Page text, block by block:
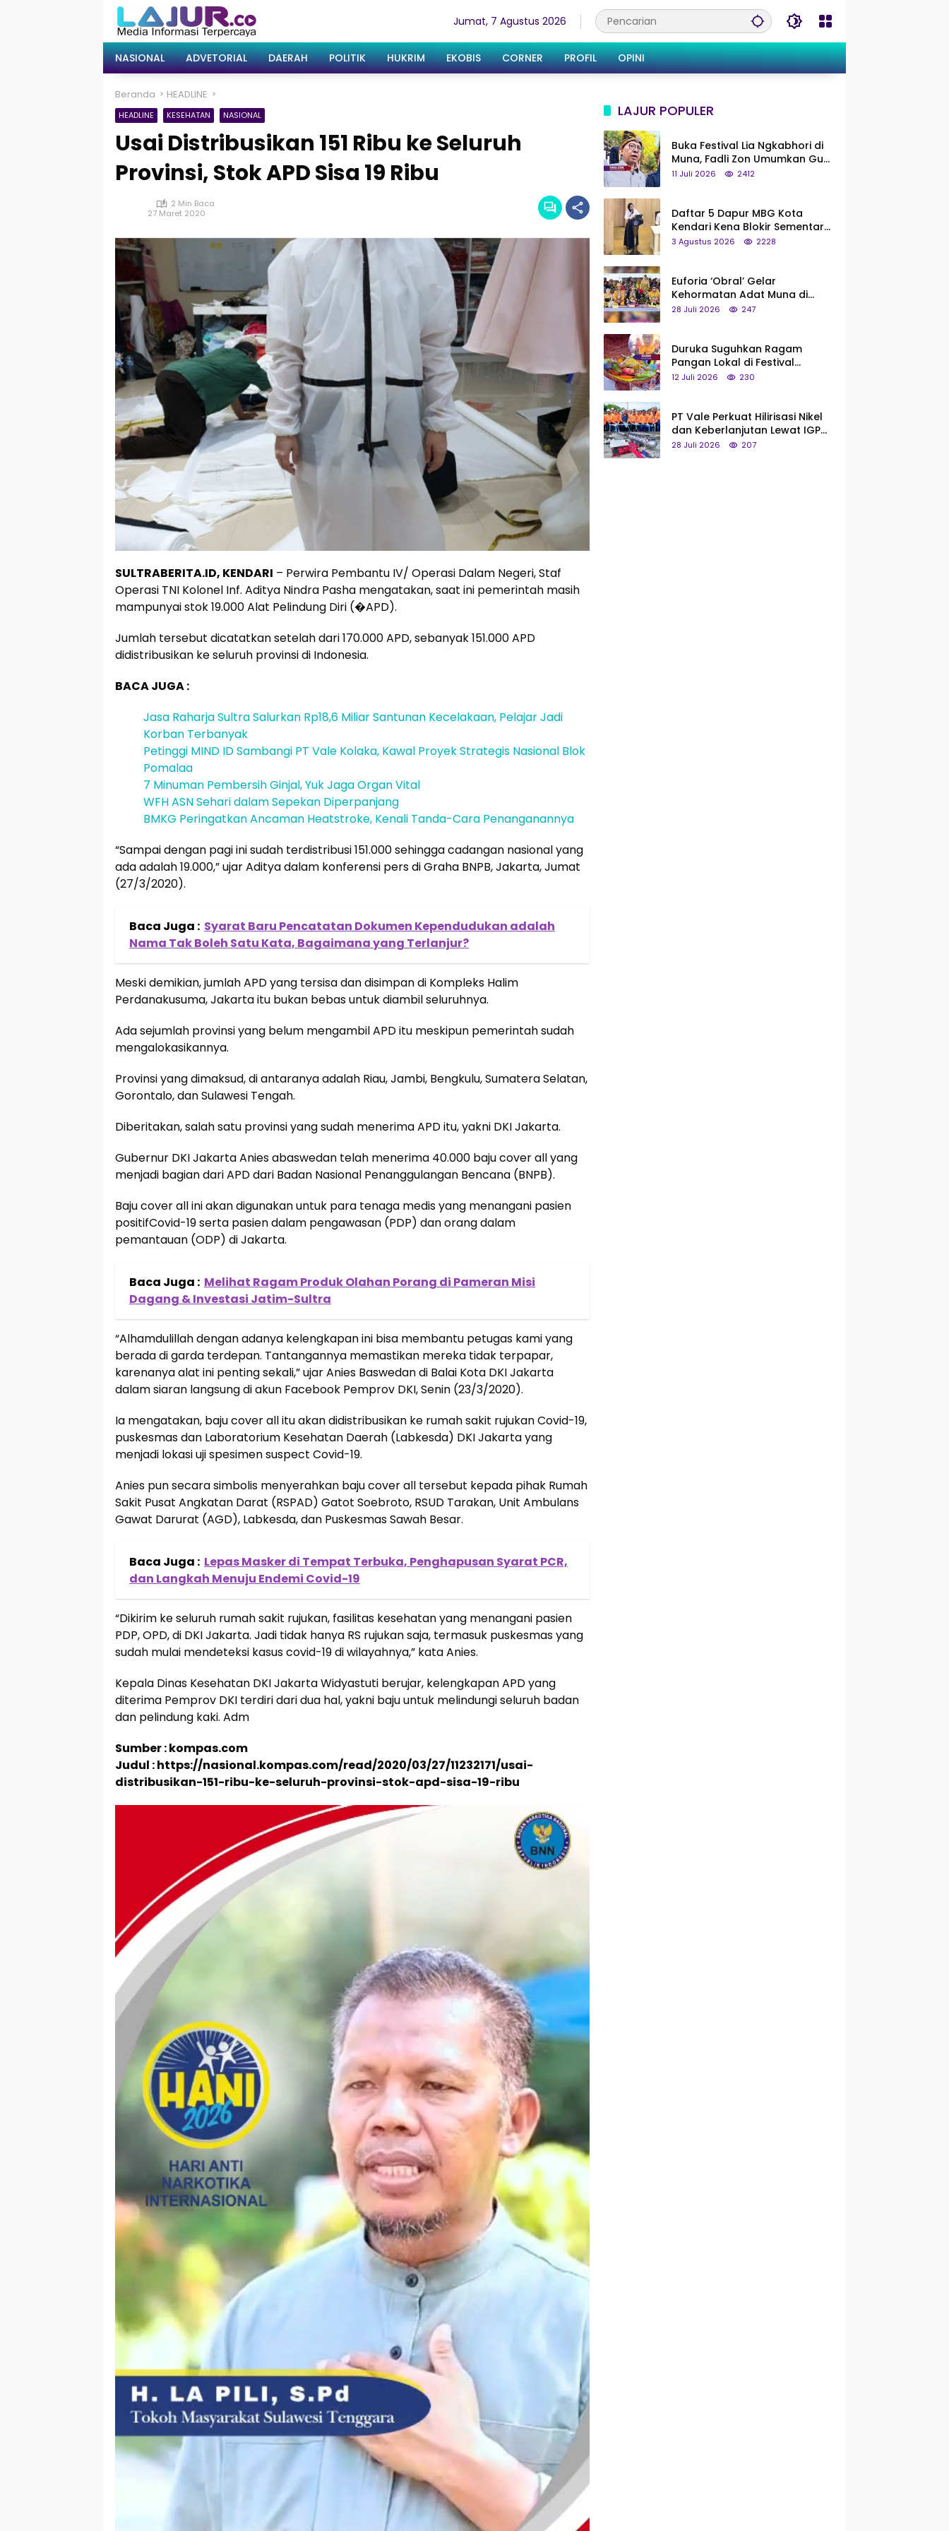
Jumat, 7 Agustus 2026
NASIONAL ADVETORIAL DAERAH POLITIK HUKRIM EKOBIS CORNER PROFIL OPINI
Beranda HEADLINE
HEADLINE KESEHATAN NASIONAL
Usai Distribusikan 151 Ribu ke Seluruh
Provinsi, Stok APD Sisa 19 Ribu
2 Min Baca
27 Maret 2020
SULTRABERITA.ID, KENDARI – Perwira Pembantu IV/ Operasi Dalam Negeri, Staf
Operasi TNI Kolonel Inf. Aditya Nindra Pasha mengatakan, saat ini pemerintah masih
mampunyai stok 19.000 Alat Pelindung Diri (�APD).
Jumlah tersebut dicatatkan setelah dari 170.000 APD, sebanyak 151.000 APD
didistribusikan ke seluruh provinsi di Indonesia.
BACA JUGA :
Jasa Raharja Sultra Salurkan Rp18,6 Miliar Santunan Kecelakaan, Pelajar Jadi
Korban Terbanyak
Petinggi MIND ID Sambangi PT Vale Kolaka, Kawal Proyek Strategis Nasional Blok
Pomalaa
7 Minuman Pembersih Ginjal, Yuk Jaga Organ Vital
WFH ASN Sehari dalam Sepekan Diperpanjang
BMKG Peringatkan Ancaman Heatstroke, Kenali Tanda-Cara Penanganannya
“Sampai dengan pagi ini sudah terdistribusi 151.000 sehingga cadangan nasional yang
ada adalah 19.000,” ujar Aditya dalam konferensi pers di Graha BNPB, Jakarta, Jumat
(27/3/2020).
Baca Juga : Syarat Baru Pencatatan Dokumen Kependudukan adalah
Nama Tak Boleh Satu Kata, Bagaimana yang Terlanjur?
Meski demikian, jumlah APD yang tersisa dan disimpan di Kompleks Halim
Perdanakusuma, Jakarta itu bukan bebas untuk diambil seluruhnya.
Ada sejumlah provinsi yang belum mengambil APD itu meskipun pemerintah sudah
mengalokasikannya.
Provinsi yang dimaksud, di antaranya adalah Riau, Jambi, Bengkulu, Sumatera Selatan,
Gorontalo, dan Sulawesi Tengah.
Diberitakan, salah satu provinsi yang sudah menerima APD itu, yakni DKI Jakarta.
Gubernur DKI Jakarta Anies abaswedan telah menerima 40.000 baju cover all yang
menjadi bagian dari APD dari Badan Nasional Penanggulangan Bencana (BNPB).
Baju cover all ini akan digunakan untuk para tenaga medis yang menangani pasien
positifCovid-19 serta pasien dalam pengawasan (PDP) dan orang dalam
pemantauan (ODP) di Jakarta.
Baca Juga : Melihat Ragam Produk Olahan Porang di Pameran Misi
Dagang & Investasi Jatim-Sultra
“Alhamdulillah dengan adanya kelengkapan ini bisa membantu petugas kami yang
berada di garda terdepan. Tantangannya memastikan mereka tidak terpapar,
karenanya alat ini penting sekali,” ujar Anies Baswedan di Balai Kota DKI Jakarta
dalam siaran langsung di akun Facebook Pemprov DKI, Senin (23/3/2020).
Ia mengatakan, baju cover all itu akan didistribusikan ke rumah sakit rujukan Covid-19,
puskesmas dan Laboratorium Kesehatan Daerah (Labkesda) DKI Jakarta yang
menjadi lokasi uji spesimen suspect Covid-19.
Anies pun secara simbolis menyerahkan baju cover all tersebut kepada pihak Rumah
Sakit Pusat Angkatan Darat (RSPAD) Gatot Soebroto, RSUD Tarakan, Unit Ambulans
Gawat Darurat (AGD), Labkesda, dan Puskesmas Sawah Besar.
Baca Juga : Lepas Masker di Tempat Terbuka, Penghapusan Syarat PCR,
dan Langkah Menuju Endemi Covid-19
“Dikirim ke seluruh rumah sakit rujukan, fasilitas kesehatan yang menangani pasien
PDP, OPD, di DKI Jakarta. Jadi tidak hanya RS rujukan saja, termasuk puskesmas yang
sudah mulai mendeteksi kasus covid-19 di wilayahnya,” kata Anies.
Kepala Dinas Kesehatan DKI Jakarta Widyastuti berujar, kelengkapan APD yang
diterima Pemprov DKI terdiri dari dua hal, yakni baju untuk melindungi seluruh badan
dan pelindung kaki. Adm
Sumber : kompas.com
Judul : https://nasional.kompas.com/read/2020/03/27/11232171/usai-
distribusikan-151-ribu-ke-seluruh-provinsi-stok-apd-sisa-19-ribu
LAJUR POPULER
Buka Festival Lia Ngkabhori di
Muna, Fadli Zon Umumkan Gua
Metanduno Segera Naik Status
11 Juli 2026 2412
Daftar 5 Dapur MBG Kota
Kendari Kena Blokir Sementara
dari Pusat
3 Agustus 2026 2228
Euforia ‘Obral’ Gelar
Kehormatan Adat Muna di
Silaturahmi KKMM, Ridwan Bae:
28 Juli 2026 247
Duruka Suguhkan Ragam
Pangan Lokal di Festival
Liangkobhori, Dari Umbi Rebus
12 Juli 2026 230
PT Vale Perkuat Hilirisasi Nikel
dan Keberlanjutan Lewat IGP
Morowali
28 Juli 2026 207